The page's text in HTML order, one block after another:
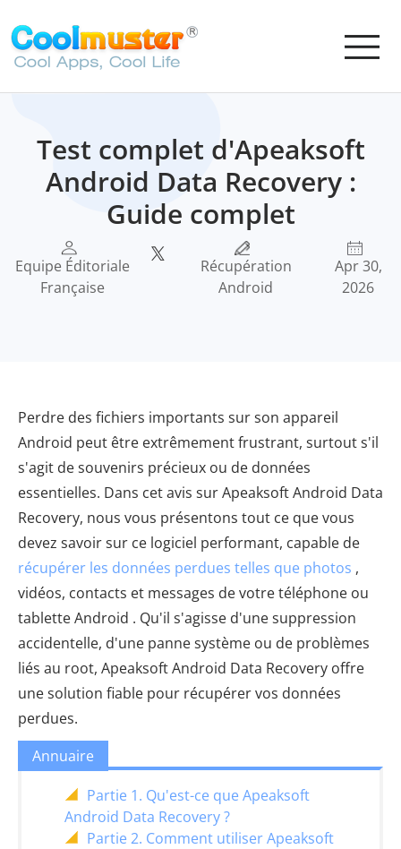
Test complet d'Apeaksoft
Android Data Recovery :
Guide complet
Equipe Éditoriale
Française
Récupération
Android
Apr 30,
2026
Perdre des fichiers importants sur son appareil
Android peut être extrêmement frustrant, surtout s'il
s'agit de souvenirs précieux ou de données
essentielles. Dans cet avis sur Apeaksoft Android Data
Recovery, nous vous présentons tout ce que vous
devez savoir sur ce logiciel performant, capable de
récupérer les données perdues telles que photos ,
vidéos, contacts et messages de votre téléphone ou
tablette Android . Qu'il s'agisse d'une suppression
accidentelle, d'une panne système ou de problèmes
liés au root, Apeaksoft Android Data Recovery offre
une solution fiable pour récupérer vos données
perdues.
Annuaire
Partie 1. Qu'est-ce que Apeaksoft
Android Data Recovery ?
Partie 2. Comment utiliser Apeaksoft